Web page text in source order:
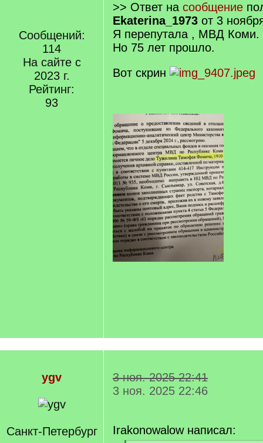
Сообщений:
114
На сайте с
2023 г.
Рейтинг:
93
>> Ответ на сообщение
Ekaterina_1973 от 3
Я перепутала , МВД Коми.
Но 75 лет прошло.
Вот скрин
ygv
Санкт-Петербург
3 ноя. 2025 22:41
3 ноя. 2025 22:46
Irakonowalow написал: